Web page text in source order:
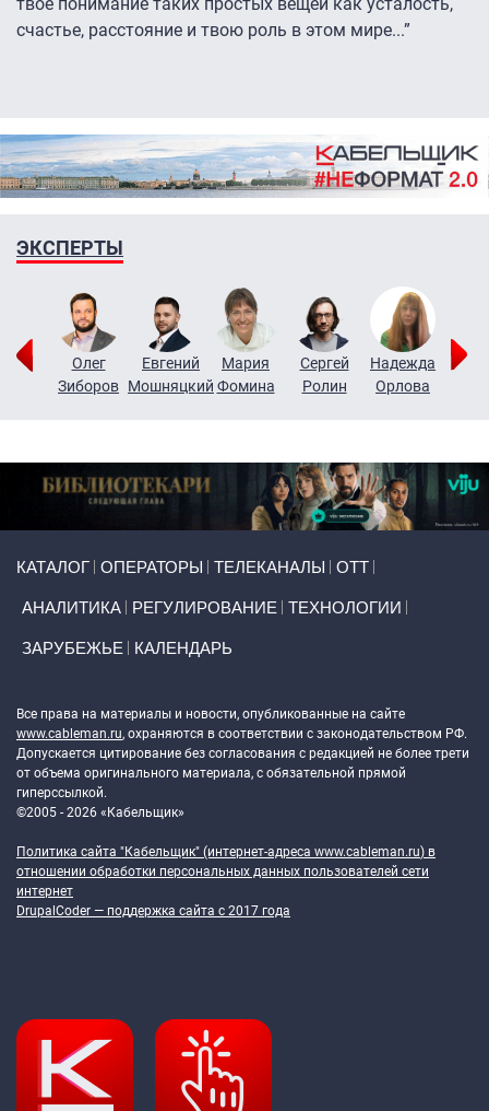
твое понимание таких простых вещей как усталость,
счастье, расстояние и твою роль в этом мире...”
ЭКСПЕРТЫ
Олег
Зиборов
Евгений
Мошняцкий
Мария
Фомина
Сергей
Ролин
Надежда
Орлова
КАТАЛОГ ОПЕРАТОРЫ ТЕЛЕКАНАЛЫ ОТТ
АНАЛИТИКА РЕГУЛИРОВАНИЕ ТЕХНОЛОГИИ
ЗАРУБЕЖЬЕ КАЛЕНДАРЬ
Все права на материалы и новости, опубликованные на сайте
www.cableman.ru, охраняются в соответствии с законодательством РФ.
Допускается цитирование без согласования с редакцией не более трети
от объема оригинального материала, с обязательной прямой
гиперссылкой.
©2005 - 2026 «Кабельщик»
Политика сайта "Кабельщик" (интернет-адреса www.cableman.ru) в
отношении обработки персональных данных пользователей сети
интернет
DrupalCoder — поддержка сайта c 2017 года